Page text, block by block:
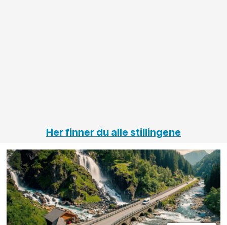
Her finner du alle stillingene